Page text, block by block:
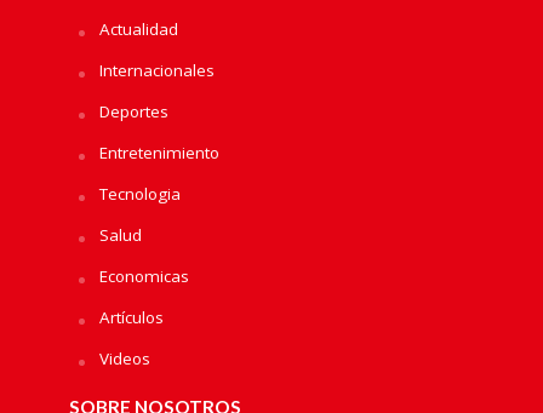
Actualidad
Internacionales
Deportes
Entretenimiento
Tecnologia
Salud
Economicas
Artículos
Videos
SOBRE NOSOTROS